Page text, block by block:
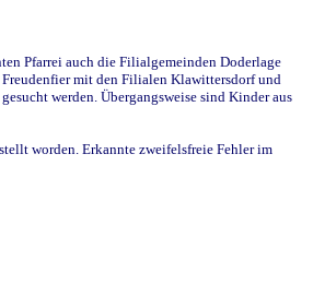
Pfarrei auch die Filialgemeinden Doderlage
mit den Filialen Klawittersdorf und
werden. Übergangsweise sind Kinder aus
worden. Erkannte zweifelsfreie Fehler im